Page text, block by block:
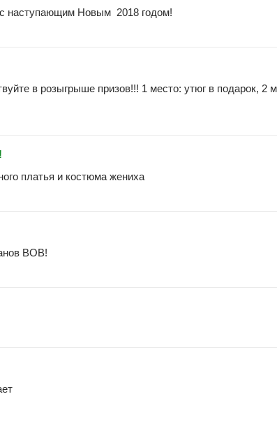
наступающим Новым 2018 годом!
в розыгрыше призов!!! 1 место: утюг в подарок,
платья и костюма жениха
ВОВ!